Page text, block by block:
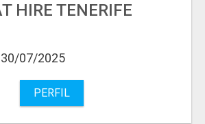
HIRE TENERIFE
07/2025
PERFIL